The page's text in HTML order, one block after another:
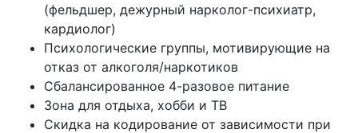
(фельдшер, дежурный нарколог-психиатр,
кардиолог)
Психологические группы, мотивирующие на
отказ от алкоголя/наркотиков
Сбалансированное 4-разовое питание
Зона для отдыха, хобби и ТВ
Скидка на кодирование от зависимости при